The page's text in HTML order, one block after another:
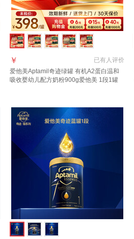
已有人评价
￥
爱他美Aptamil奇迹绿罐 有机A2蛋白温和
吸收婴幼儿配方奶粉900g爱他美 1段1罐